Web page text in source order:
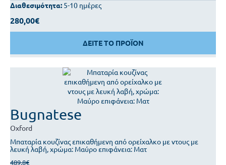
Διαθεσιμότητα: 5-10 ημέρες
280,00€
ΔΕΙΤΕ ΤΟ ΠΡΟΪΟΝ
Bugnatese
Oxford
Μπαταρία κουζίνας επικαθήμενη από ορείχαλκο με ντους με
λευκή λαβή, χρώμα: Μαύρο επιφάνεια: Ματ
489,8€